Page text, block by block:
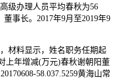
级办理人员平均春秋为56
事长。2017年9月至2019年9
材料显示，姓名职务任期起
上年增减(万元)春秋谢朝阳董
58.037.5259黄海山常